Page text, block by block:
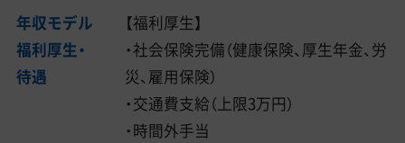
年収モデル
福利厚生・
待遇
【福利厚生】
・社会保険完備（健康保険、厚生年金、労
災、雇用保険）
・交通費支給（上限3万円）
・時間外手当